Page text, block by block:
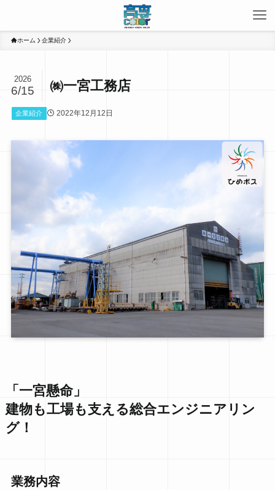
ホーム 企業紹介
㈱一宮工務店
2026
6/15
企業紹介 2022年12月12日
「一宮懸命」
建物も工場も支える総合エンジニアリン
グ！
業務内容